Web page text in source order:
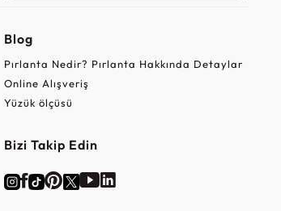
Blog
Pırlanta Nedir? Pırlanta Hakkında Detaylar
Online Alışveriş
Yüzük ölçüsü
Bizi Takip Edin